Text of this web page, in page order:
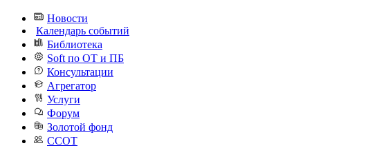
Новости
Календарь событий
Библиотека
Soft по ОТ и ПБ
Консультации
Агрегатор
Услуги
Форум
Золотой фонд
ССОТ